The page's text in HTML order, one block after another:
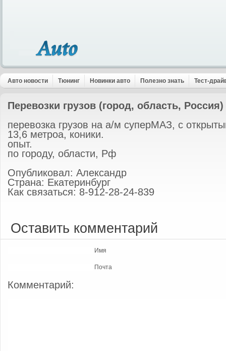
Авто новости Тюнинг Новинки авто Полезно знать Тест-
Перевозки грузов (город, область, Россия)
перевозка грузов на а/м суперМАЗ, с
13,6 метроа, коники.
опыт.
по городу, области, Рф
Опубликовал: Александр
Страна: Екатеринбург
Как связаться: 8-912-28-24-839
Оставить комментарий
Имя
Почта
Комментарий: